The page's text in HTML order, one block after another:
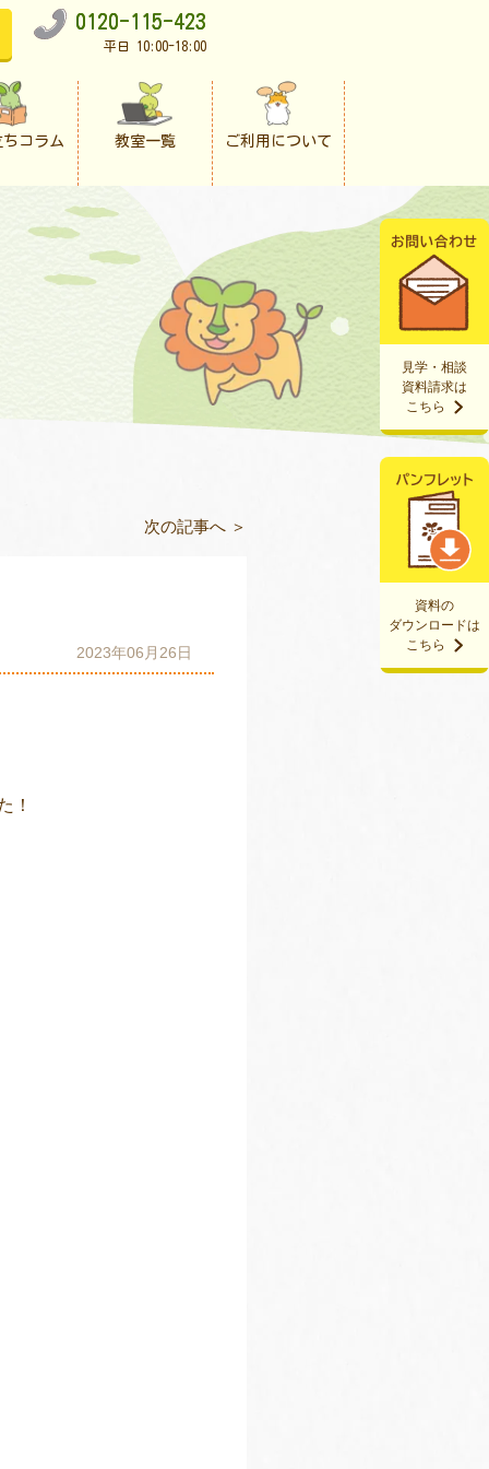
0120-115-423
平日 10:00-18:00
コラム 教室一覧 ご利用について
資料の
ダウンロードは
こちら
見学・相談
資料請求は
こちら
次の記事へ ＞
2023年06月26日
！